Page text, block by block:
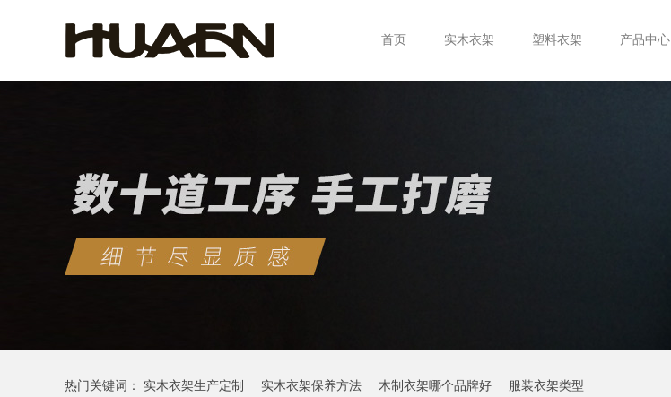
首页 实木衣架 塑料衣架 产品中心
热门关键词： 实木衣架生产定制 实木衣架保养方法 木制衣架哪个品牌好 服装衣架类型